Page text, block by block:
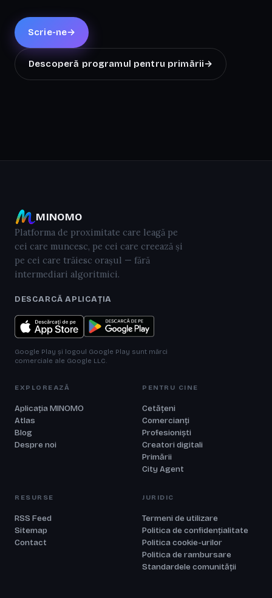
Scrie-ne→
Descoperă programul pentru primării→
MINOMO
Platforma de proximitate care leagă pe
cei care muncesc, pe cei care creează și
pe cei care trăiesc orașul — fără
intermediari algoritmici.
DESCARCĂ APLICAȚIA
Google Play și logoul Google Play sunt mărci
comerciale ale Google LLC.
EXPLOREAZĂ
Aplicația MINOMO
Atlas
Blog
Despre noi
PENTRU CINE
Cetățeni
Comercianți
Profesioniști
Creatori digitali
Primării
City Agent
RESURSE
RSS Feed
Sitemap
Contact
JURIDIC
Termeni de utilizare
Politica de confidențialitate
Politica cookie-urilor
Politica de rambursare
Standardele comunității